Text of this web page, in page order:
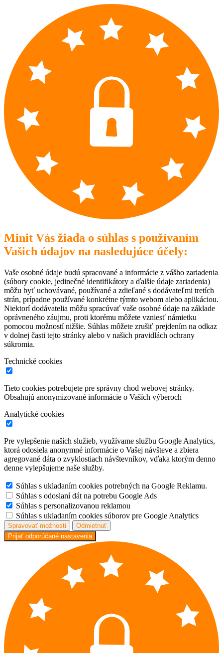
Minit Vás žiada o súhlas s používaním
Vašich údajov na nasledujúce účely:
Vaše osobné údaje budú spracované a informácie z vášho zariadenia
(súbory cookie, jedinečné identifikátory a ďalšie údaje zariadenia)
môžu byť uchovávané, používané a zdieľané s dodávateľmi tretích
strán, prípadne používané konkrétne týmto webom alebo aplikáciou.
Niektorí dodávatelia môžu spracúvať vaše osobné údaje na základe
oprávneného záujmu, proti ktorému môžete vzniesť námietku
pomocou možností nižšie. Súhlas môžete zrušiť prejdením na odkaz
v dolnej časti tejto stránky alebo v našich pravidlách ochrany
súkromia.
Technické cookies
Tieto cookies potrebujete pre správny chod webovej stránky.
Obsahujú anonymizované informácie o Vaších výberoch
Analytické cookies
Pre vylepšenie naších služieb, využívame službu Google Analytics,
ktorá odosiela anonymné informácie o Vašej návšteve a zbiera
agregované dáta o zvyklostiach návštevníkov, vďaka ktorým denno
denne vylepšujeme naše služby.
Súhlas s ukladaním cookies potrebných na Google Reklamu.
Súhlas s odoslaní dát na potrebu Google Ads
Súhlas s personalizovanou reklamou
Súhlas s ukladaním cookies súborov pre Google Analytics
Spravovať možnosti
Odmietnuť
Prijať odporúčané nastavenia